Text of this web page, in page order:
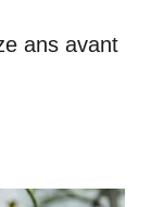
ans avant